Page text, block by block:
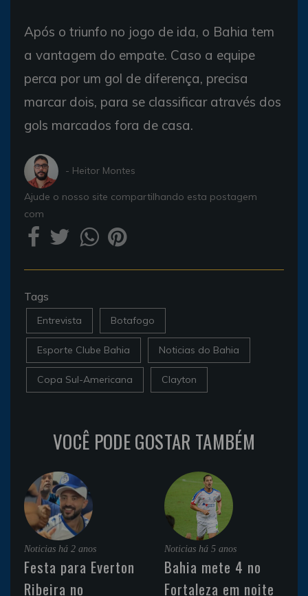
Após o triunfo no jogo de ida, o Bahia tem
a vantagem do empate. Caso a equipe
perca por um gol de diferença, precisa
marcar dois, para se classificar através dos
gols marcados fora de casa.
- Heitor Montes
Ajude o nosso site compartilhando esta postagem
com
Tags
Entrevista Botafogo
Esporte Clube Bahia Noticias do Bahia
Copa Sul-Americana Clayton
VOCÊ PODE GOSTAR TAMBÉM
Noticias há 2 anos
Festa para Everton
Ribeira no
Noticias há 5 anos
Bahia mete 4 no
Fortaleza em noite